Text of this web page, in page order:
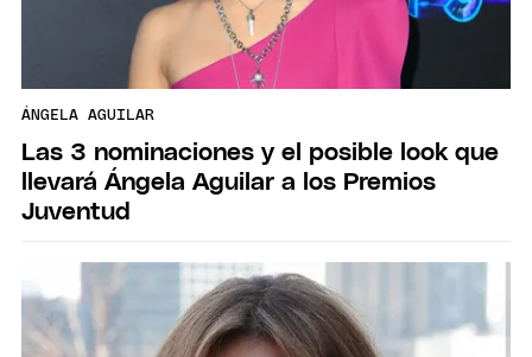
ÁNGELA AGUILAR
Las 3 nominaciones y el posible look que
llevará Ángela Aguilar a los Premios
Juventud